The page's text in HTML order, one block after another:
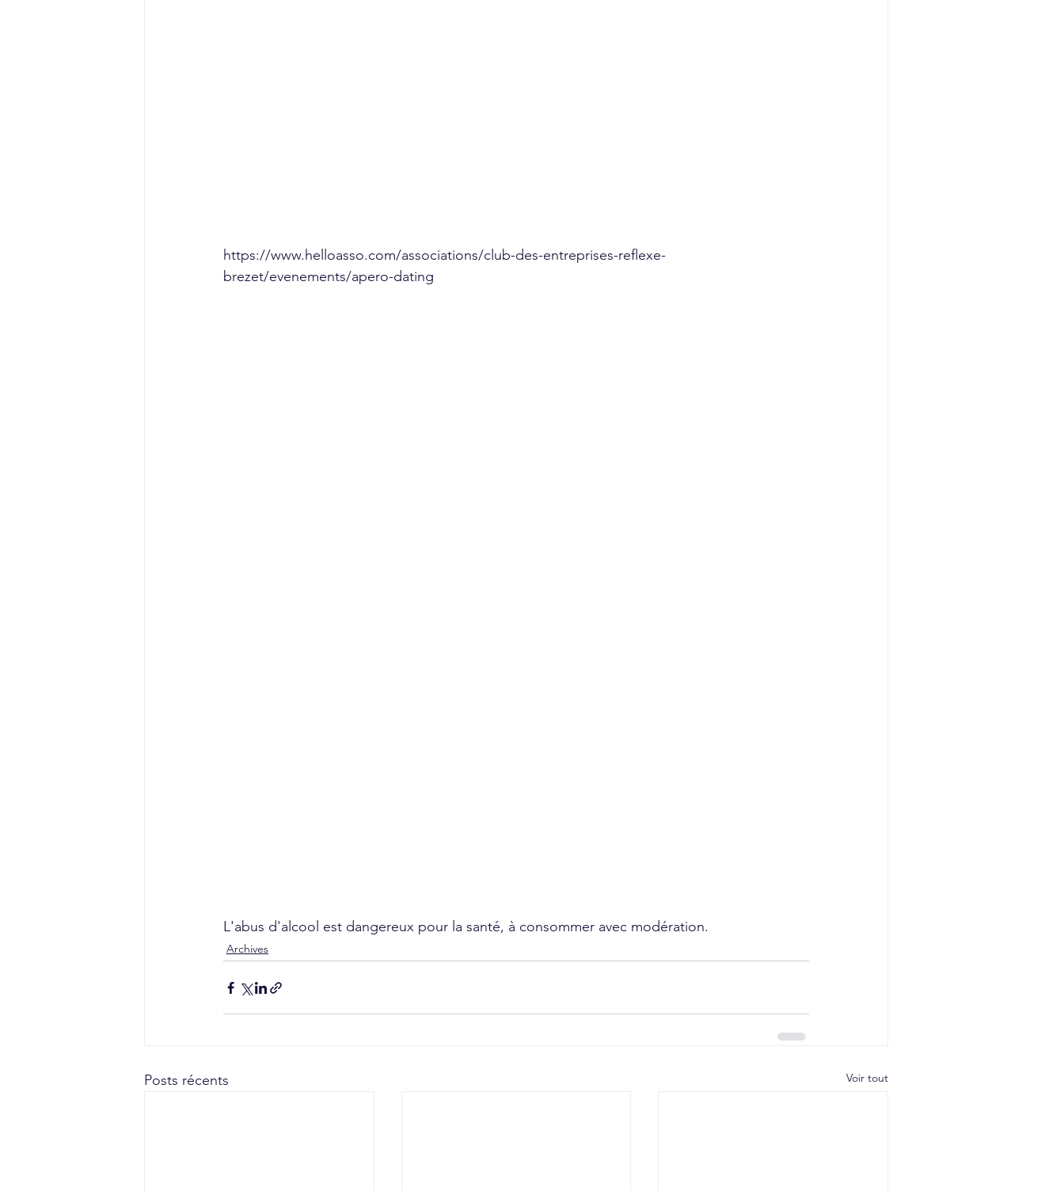
https://www.helloasso.com/associations/club-des-entreprises-reflexe-
brezet/evenements/apero-dating
L'abus d'alcool est dangereux pour la santé, à consommer avec modération.
Archives
Posts récents Voir tout